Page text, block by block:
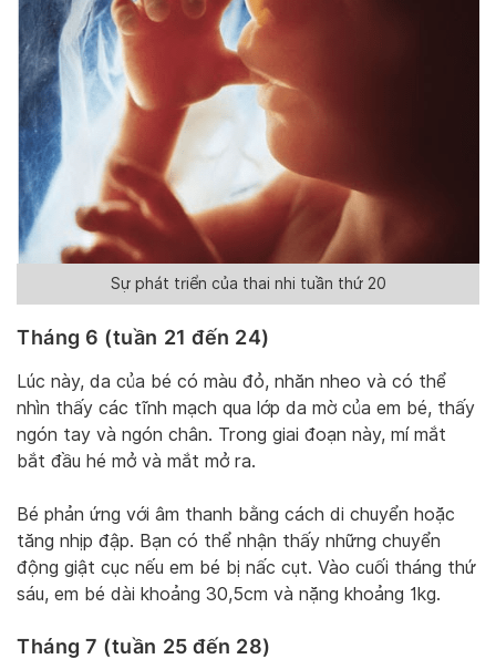
Sự phát triển của thai nhi tuần thứ 20
Tháng 6 (tuần 21 đến 24)
Lúc này, da của bé có màu đỏ, nhăn nheo và có thể
nhìn thấy các tĩnh mạch qua lớp da mờ của em bé, thấy
ngón tay và ngón chân. Trong giai đoạn này, mí mắt
bắt đầu hé mở và mắt mở ra.
Bé phản ứng với âm thanh bằng cách di chuyển hoặc
tăng nhịp đập. Bạn có thể nhận thấy những chuyển
động giật cục nếu em bé bị nấc cụt. Vào cuối tháng thứ
sáu, em bé dài khoảng 30,5cm và nặng khoảng 1kg.
Tháng 7 (tuần 25 đến 28)